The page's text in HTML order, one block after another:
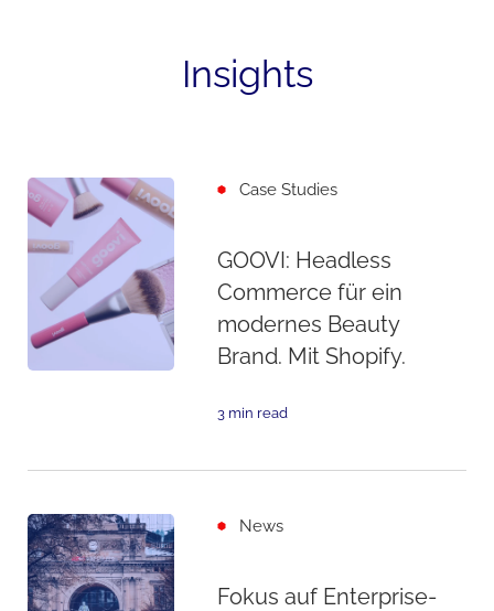
Insights
Case Studies
GOOVI: Headless
Commerce für ein
modernes Beauty
Brand. Mit Shopify.
3 min read
News
Fokus auf Enterprise-